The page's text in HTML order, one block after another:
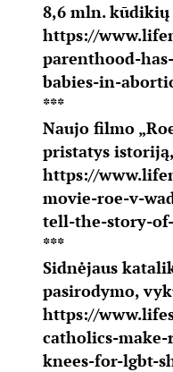
8,6 mln.
https://
parenthood-
babies-in-
***
Naujo filmo
pristatys
https://
movie-roe-v-
tell-the-story-
***
Sidnėjaus
pasirodymo,
https://
catholics-
knees-for-lgbt-